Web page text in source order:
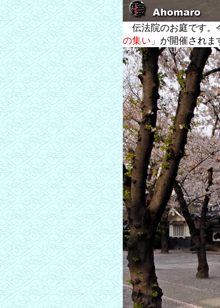
伝法院のお庭です。
の集い」 が開催されま